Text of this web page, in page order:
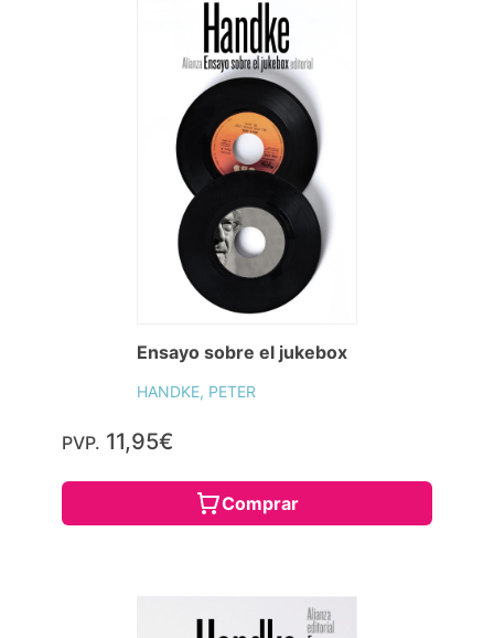
Ensayo sobre el jukebox
HANDKE, PETER
PVP. 11,95€
Comprar